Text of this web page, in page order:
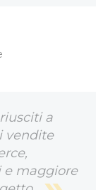
a
vendite
e maggiore